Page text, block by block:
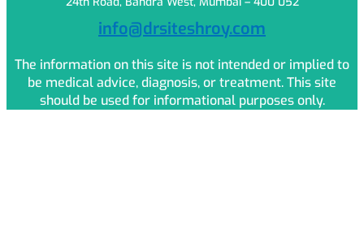
info@drsiteshroy.com
The information on this site is not intended or implied to
be medical advice, diagnosis, or treatment. This site
should be used for informational purposes only.